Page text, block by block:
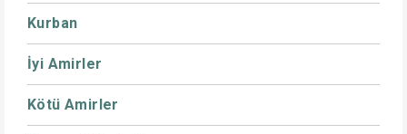
Kurban
İyi Amirler
Kötü Amirler